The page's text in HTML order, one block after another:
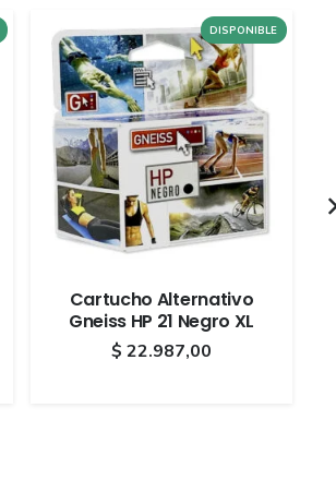
DISPONIBLE
Cartucho Alternativo
Gneiss HP 21 Negro XL
$ 22.987,00